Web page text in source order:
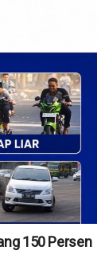
150 Persen